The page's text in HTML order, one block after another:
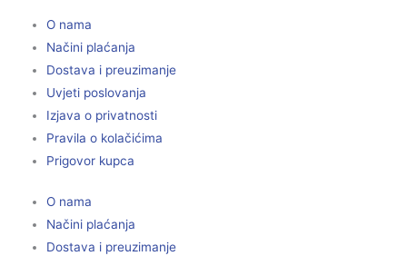
O nama
Načini plaćanja
Dostava i preuzimanje
Uvjeti poslovanja
Izjava o privatnosti
Pravila o kolačićima
Prigovor kupca
O nama
Načini plaćanja
Dostava i preuzimanje